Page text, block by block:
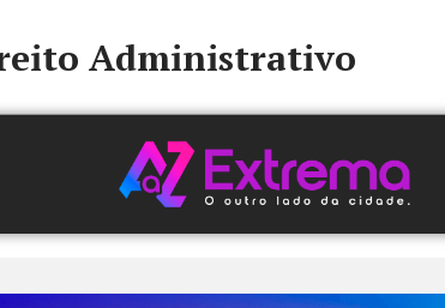
Administrativo